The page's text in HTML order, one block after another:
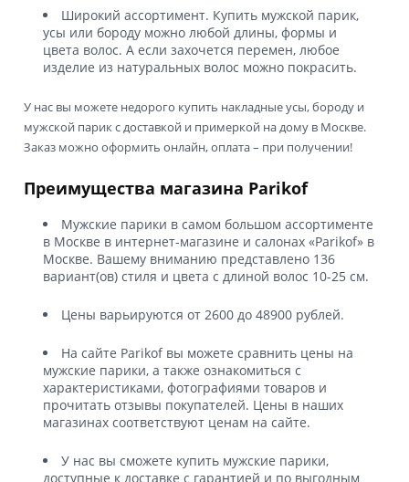
Широкий ассортимент. Купить мужской парик,
усы или бороду можно любой длины, формы и
цвета волос. А если захочется перемен, любое
изделие из натуральных волос можно покрасить.
У нас вы можете недорого купить накладные усы, бороду и
мужской парик с доставкой и примеркой на дому в Москве.
Заказ можно оформить онлайн, оплата – при получении!
Преимущества магазина Parikof
Мужские парики в самом большом ассортименте
в Москве в интернет-магазине и салонах «Parikof» в
Москве. Вашему вниманию представлено 136
вариант(ов) стиля и цвета с длиной волос 10-25 см.
Цены варьируются от 2600 до 48900 рублей.
На сайте Parikof вы можете сравнить цены на
мужские парики, а также ознакомиться с
характеристиками, фотографиями товаров и
прочитать отзывы покупателей. Цены в наших
магазинах соответствуют ценам на сайте.
У нас вы сможете купить мужские парики,
доступные к доставке с гарантией и по выгодным